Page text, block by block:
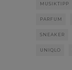
MUSIKTIPP
PARFUM
SNEAKER
UNIQLO